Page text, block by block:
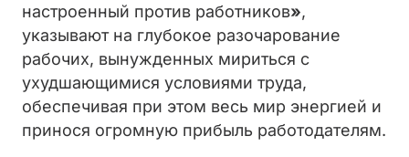
настроенный против работников»,
указывают на глубокое разочарование
рабочих, вынужденных мириться с
ухудшающимися условиями труда,
обеспечивая при этом весь мир энергией и
принося огромную прибыль работодателям.